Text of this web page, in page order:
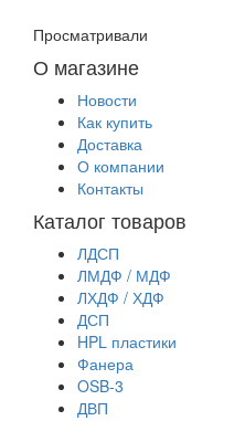
Просматривали
О магазине
Новости
Как купить
Доставка
О компании
Контакты
Каталог товаров
ЛДСП
ЛМДФ / МДФ
ЛХДФ / ХДФ
ДСП
HPL пластики
Фанера
OSB-3
ДВП